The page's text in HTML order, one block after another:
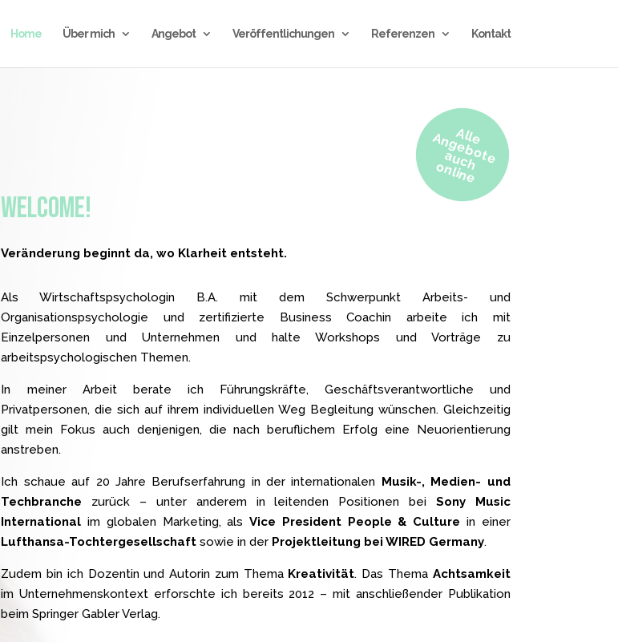
Home Über mich Angebot Veröffentlichungen Referenzen Kontakt
Welcome!
Veränderung beginnt da, wo Klarheit entsteht.
Als Wirtschaftspsychologin B.A. mit dem Schwerpunkt Arbeits- und
Organisationspsychologie und zertifizierte Business Coachin arbeite ich mit
Einzelpersonen und Unternehmen und halte Workshops und Vorträge zu
arbeitspsychologischen Themen.
In meiner Arbeit berate ich Führungskräfte, Geschäftsverantwortliche und
Privatpersonen, die sich auf ihrem individuellen Weg Begleitung wünschen. Gleichzeitig
gilt mein Fokus auch denjenigen, die nach beruflichem Erfolg eine Neuorientierung
anstreben.
Ich schaue auf 20 Jahre Berufserfahrung in der internationalen Musik-, Medien- und
Techbranche zurück – unter anderem in leitenden Positionen bei Sony Music
International im globalen Marketing, alsVice President People & Culture in einer
Lufthansa-Tochtergesellschaft sowie in der Projektleitung bei WIRED Germany.
Zudem bin ich Dozentin und Autorin zum Thema Kreativität. Das Thema Achtsamkeit
im Unternehmenskontext erforschte ich bereits 2012 – mit anschließender Publikation
beim Springer Gabler Verlag.
A
lle A
n
g
e
b
o
t
e
a
u
c
h
o
n
lin
e